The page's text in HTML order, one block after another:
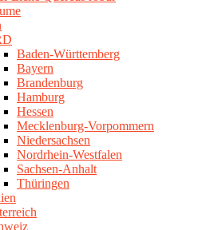
Baden-Württemberg
Bayern
Brandenburg
Hamburg
Hessen
Mecklenburg-Vorpommern
Niedersachsen
Nordrhein-Westfalen
Sachsen-Anhalt
Thüringen